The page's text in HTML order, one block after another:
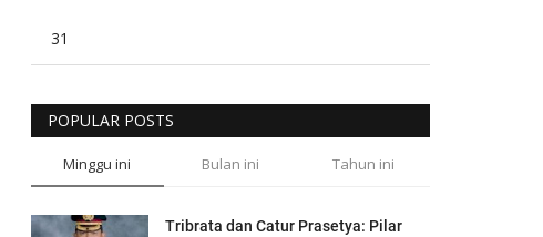
31
POPULAR POSTS
Minggu ini Bulan ini Tahun ini
Tribrata dan Catur Prasetya: Pilar